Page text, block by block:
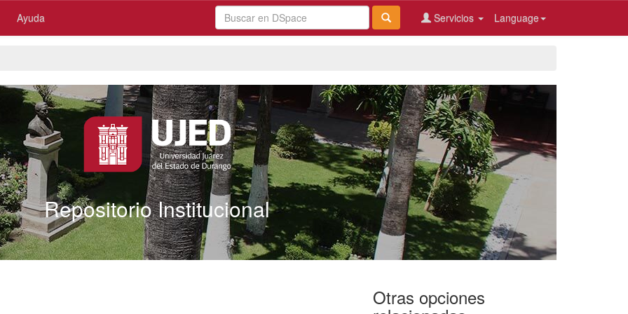
Ayuda Language
Servicios
Repositorio Institucional
Otras opciones